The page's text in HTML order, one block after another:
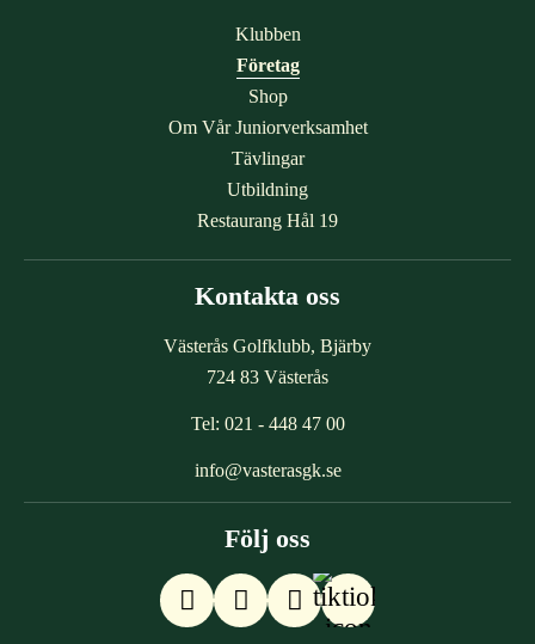
Klubben
Företag
Shop
Om Vår Juniorverksamhet
Tävlingar
Utbildning
Restaurang Hål 19
Kontakta oss
Västerås Golfklubb, Bjärby
724 83 Västerås
Tel: 021 - 448 47 00
info@vasterasgk.se
Följ oss